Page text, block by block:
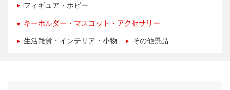
フィギュア・ホビー
キーホルダー・マスコット・アクセサリー
生活雑貨・インテリア・小物 その他景品